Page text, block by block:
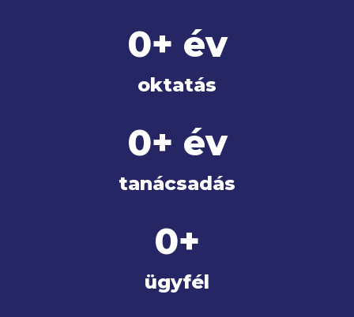
oktatás
0+ év
tanácsadás
0+ év
ügyfél
0+